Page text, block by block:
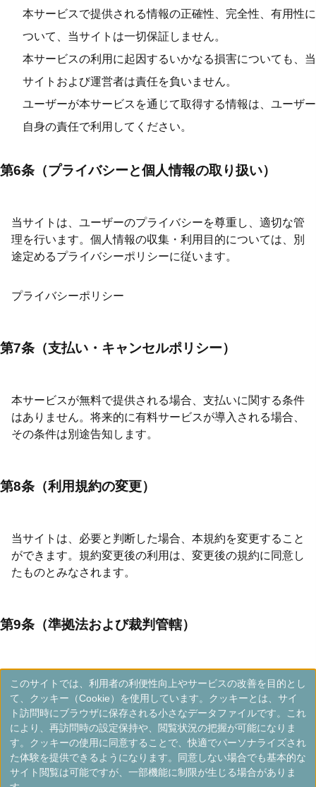
本サービスで提供される情報の正確性、完全性、有用性に
ついて、当サイトは一切保証しません。
本サービスの利用に起因するいかなる損害についても、当
サイトおよび運営者は責任を負いません。
ユーザーが本サービスを通じて取得する情報は、ユーザー
自身の責任で利用してください。
第6条（プライバシーと個人情報の取り扱い）
当サイトは、ユーザーのプライバシーを尊重し、適切な管
理を行います。個人情報の収集・利用目的については、別
途定めるプライバシーポリシーに従います。
プライバシーポリシー
第7条（支払い・キャンセルポリシー）
本サービスが無料で提供される場合、支払いに関する条件
はありません。将来的に有料サービスが導入される場合、
その条件は別途告知します。
第8条（利用規約の変更）
当サイトは、必要と判断した場合、本規約を変更すること
ができます。規約変更後の利用は、変更後の規約に同意し
たものとみなされます。
第9条（準拠法および裁判管轄）
本規約は、日本法に準拠します。また、本サービスに関連
する紛争については、東京地方裁判所を専属的合意管轄裁
判所とします。
第10条（その他）
このサイトでは、利用者の利便性向上やサービスの改善を目的とし
て、クッキー（Cookie）を使用しています。クッキーとは、サイ
ト訪問時にブラウザに保存される小さなデータファイルです。これ
により、再訪問時の設定保持や、閲覧状況の把握が可能になりま
す。クッキーの使用に同意することで、快適でパーソナライズされ
た体験を提供できるようになります。同意しない場合でも基本的な
サイト閲覧は可能ですが、一部機能に制限が生じる場合がありま